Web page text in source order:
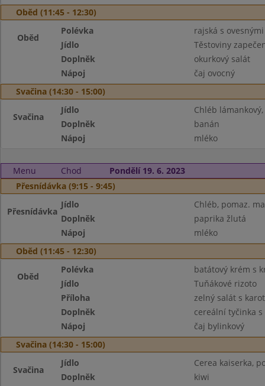
Oběd (11:45 - 12:30)
Oběd
Polévka
rajská s
Jídlo
Těstoviny
Doplněk
okurkový salát
Nápoj
čaj ovocný
Svačina (14:30 - 15:00)
Svačina
Jídlo
Chléb
Doplněk
banán
Nápoj
mléko
Menu Chod
Pondělí 19. 6. 2023
Přesnídávka (9:15 - 9:45)
Přesnídávka
Jídlo
Chléb, pomaz.
Doplněk
paprika žlutá
Nápoj
mléko
Oběd (11:45 - 12:30)
Oběd
Polévka
batátový krém s
Jídlo
Tuňákové rizoto
Příloha
zelný salát s
Doplněk
cereální tyčinka
Nápoj
čaj bylinkový
Svačina (14:30 - 15:00)
Svačina
Jídlo
Cerea kaiserka,
Doplněk
kiwi